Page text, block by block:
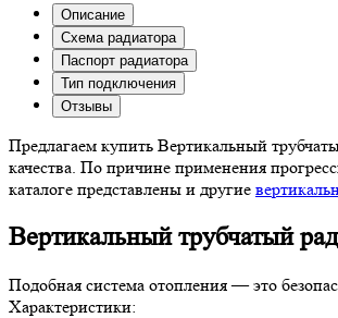
Описание
Схема радиатора
Паспорт радиатора
Тип подключения
Отзывы
Предлагаем купить Вертикальный
качества. По причине применения
каталоге представлены и другие
Вертикальный трубчатый
Подобная система отопления — это
Характеристики: